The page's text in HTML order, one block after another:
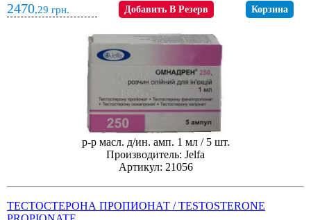
2470,29 грн. Добавить В Резерв Корзина
р-р масл. д/ин. амп. 1 мл / 5 шт.
Производитель: Jelfa
Артикул: 21056
ТЕСТОСТЕРОНА ПРОПИОНАТ / TESTOSTERONE